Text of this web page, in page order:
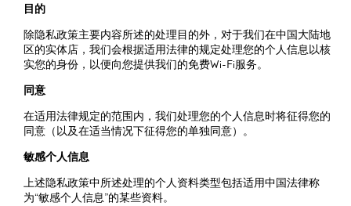
目的
除隐私政策主要内容所述的处理目的外，对于我们在中国大陆地
区的实体店，我们会根据适用法律的规定处理您的个人信息以核
实您的身份，以便向您提供我们的免费Wi-Fi服务。
同意
在适用法律规定的范围内，我们处理您的个人信息时将征得您的
同意（以及在适当情况下征得您的单独同意）。
敏感个人信息
上述隐私政策中所述处理的个人资料类型包括适用中国法律称
为“敏感个人信息”的某些资料。